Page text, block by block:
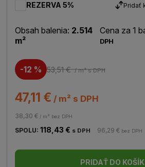
REZERVA 5% Pridať
Obsah balenia: 2.514
m²
Cena za 1
DPH
-12 % 53,51 €/ m²s DPH
47,11 € / m² s DPH
38,30 € / m² bez DPH
SPOLU:118,43 € s DPH 96,29 € bez DPH
PRIDAŤ DO